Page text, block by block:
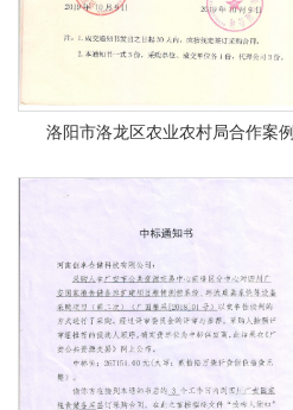
洛阳市洛龙区农业农村局合作案例